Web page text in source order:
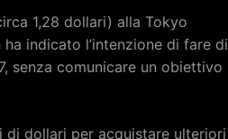
1,28 dollari) alla Tokyo
indicato l’intenzione di fare di
senza comunicare un obiettivo
di dollari per acquistare ulteriori